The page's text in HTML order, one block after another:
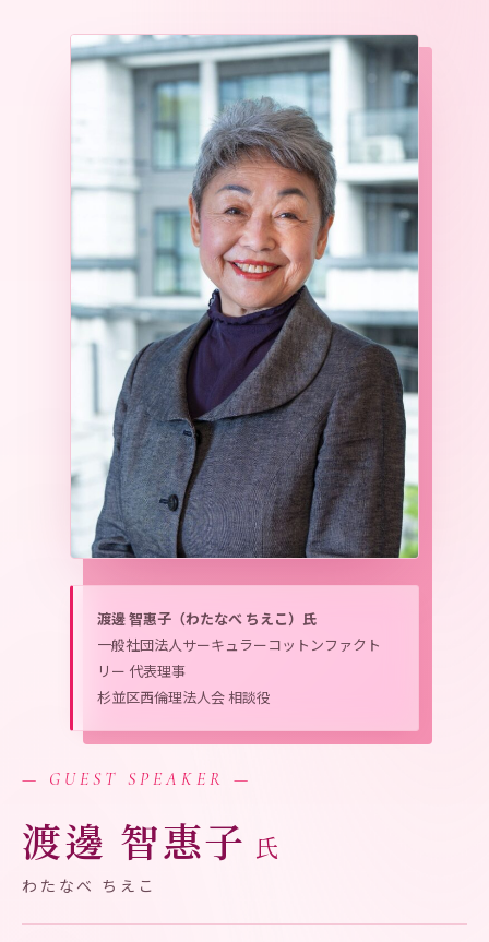
渡邊 智惠子（わたなべ ちえこ）氏
一般社団法人サーキュラーコットンファクト
リー 代表理事
杉並区西倫理法人会 相談役
— GUEST SPEAKER —
渡邊 智惠子 氏
わたなべ ちえこ